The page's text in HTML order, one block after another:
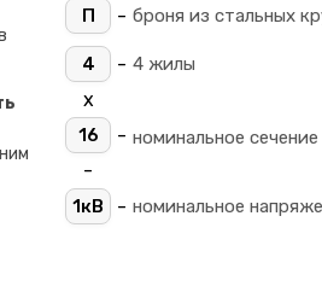
П
- броня из стальных
4 - 4 жилы
х
16 - номинальное
-
1кВ - номинальное